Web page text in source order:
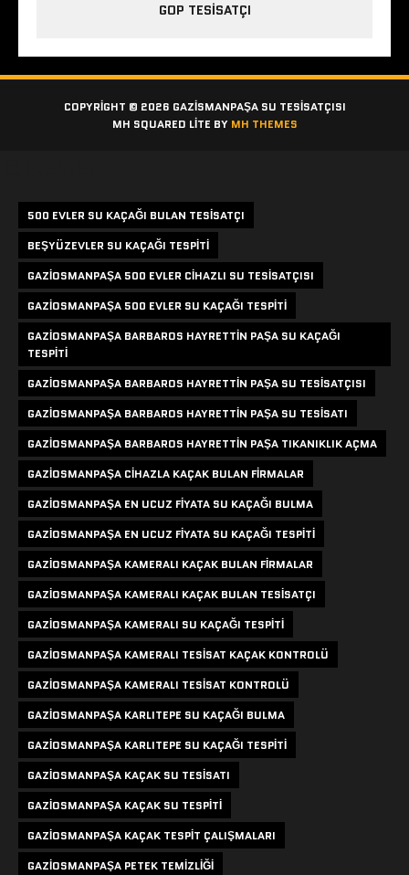
GOP TESISATÇI
COPYRIGHT © 2026 GAZISMANPAŞA SU TESISATÇISI
MH SQUARED LITE BY MH THEMES
500 EVLER SU KAÇAĞI BULAN TESISATÇI
BEŞYÜZEVLER SU KAÇAĞI TESPITI
GAZIOSMANPAŞA 500 EVLER CIHAZLI SU TESISATÇISI
GAZIOSMANPAŞA 500 EVLER SU KAÇAĞI TESPITI
GAZIOSMANPAŞA BARBAROS HAYRETTIN PAŞA SU KAÇAĞI
TESPITI
GAZIOSMANPAŞA BARBAROS HAYRETTIN PAŞA SU TESISATÇISI
GAZIOSMANPAŞA BARBAROS HAYRETTIN PAŞA SU TESISATI
GAZIOSMANPAŞA BARBAROS HAYRETTIN PAŞA TIKANIKLIK AÇMA
GAZIOSMANPAŞA CIHAZLA KAÇAK BULAN FIRMALAR
GAZIOSMANPAŞA EN UCUZ FIYATA SU KAÇAĞI BULMA
GAZIOSMANPAŞA EN UCUZ FIYATA SU KAÇAĞI TESPITI
GAZIOSMANPAŞA KAMERALI KAÇAK BULAN FIRMALAR
GAZIOSMANPAŞA KAMERALI KAÇAK BULAN TESISATÇI
GAZIOSMANPAŞA KAMERALI SU KAÇAĞI TESPITI
GAZIOSMANPAŞA KAMERALI TESISAT KAÇAK KONTROLÜ
GAZIOSMANPAŞA KAMERALI TESISAT KONTROLÜ
GAZIOSMANPAŞA KARLITEPE SU KAÇAĞI BULMA
GAZIOSMANPAŞA KARLITEPE SU KAÇAĞI TESPITI
GAZIOSMANPAŞA KAÇAK SU TESISATI
GAZIOSMANPAŞA KAÇAK SU TESPITI
GAZIOSMANPAŞA KAÇAK TESPIT ÇALIŞMALARI
GAZIOSMANPAŞA PETEK TEMIZLIĞI